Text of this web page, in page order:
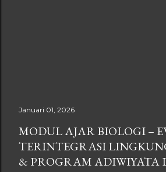
Januari 01, 2026
MODUL AJAR BIOLOGI –
TERINTEGRASI
& PROGRAM ADIWIYATA